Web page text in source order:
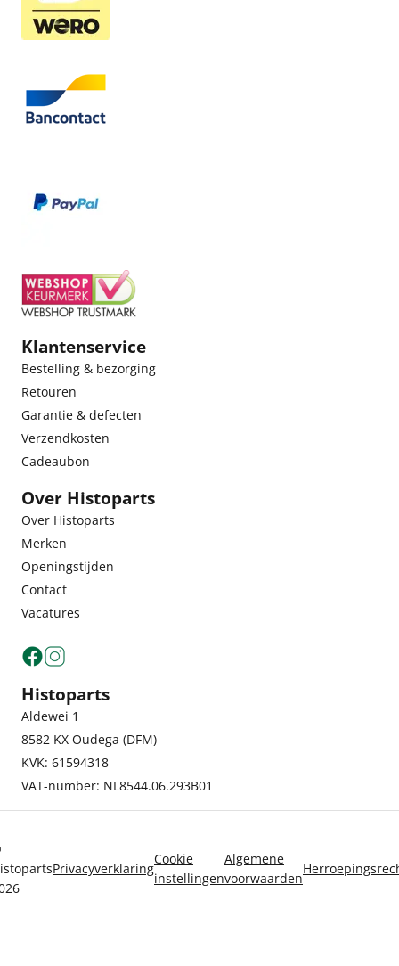
Klantenservice
Bestelling & bezorging
Retouren
Garantie & defecten
Verzendkosten
Cadeaubon
Over Histoparts
Over Histoparts
Merken
Openingstijden
Contact
Vacatures
Histoparts
Aldewei 1
8582 KX Oudega (DFM)
KVK: 61594318
VAT-number: NL8544.06.293B01
Privacyverklaring
Cookie
instellingen
Algemene
voorwaarden